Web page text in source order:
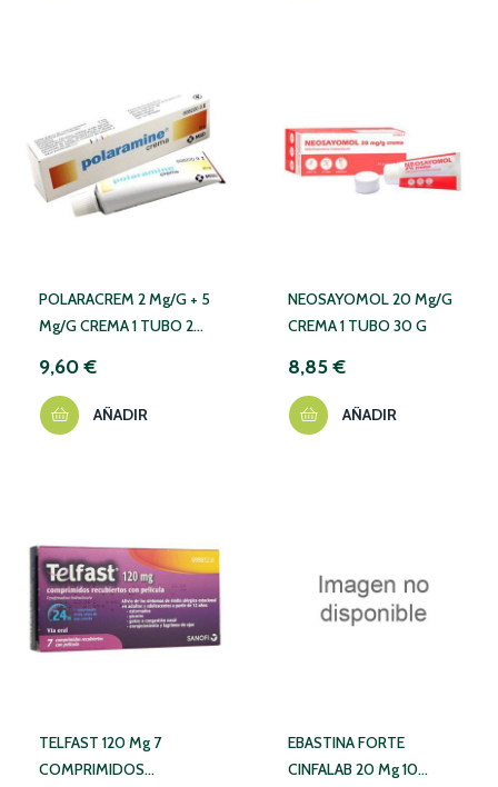
POLARACREM 2 Mg/g + 5
Mg/g CREMA 1 TUBO 20
9,60 €
AÑADIR
NEOSAYOMOL 20 Mg/g
CREMA 1 TUBO 30 G
8,85 €
AÑADIR
TELFAST 120 Mg 7
COMPRIMIDOS
EBASTINA FORTE
CINFALAB 20 Mg 10